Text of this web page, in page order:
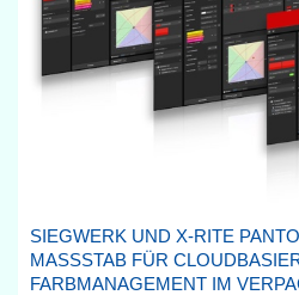
SIEGWERK UND X-RITE
MASSSTAB FÜR
ARBMANAGEMENT IM